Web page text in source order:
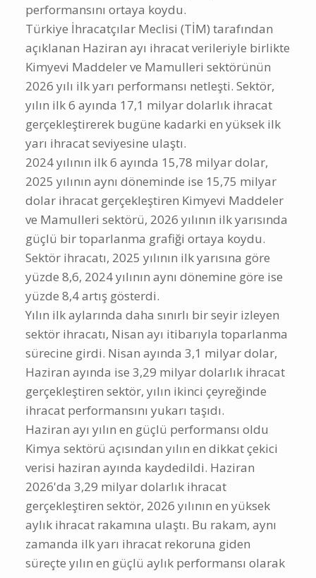
performansını ortaya koydu.
Türkiye İhracatçılar Meclisi (TİM) tarafından
açıklanan Haziran ayı ihracat verileriyle birlikte
Kimyevi Maddeler ve Mamulleri sektörünün
2026 yılı ilk yarı performansı netleşti. Sektör,
yılın ilk 6 ayında 17,1 milyar dolarlık ihracat
gerçekleştirerek bugüne kadarki en yüksek ilk
yarı ihracat seviyesine ulaştı.
2024 yılının ilk 6 ayında 15,78 milyar dolar,
2025 yılının aynı döneminde ise 15,75 milyar
dolar ihracat gerçekleştiren Kimyevi Maddeler
ve Mamulleri sektörü, 2026 yılının ilk yarısında
güçlü bir toparlanma grafiği ortaya koydu.
Sektör ihracatı, 2025 yılının ilk yarısına göre
yüzde 8,6, 2024 yılının aynı dönemine göre ise
yüzde 8,4 artış gösterdi.
Yılın ilk aylarında daha sınırlı bir seyir izleyen
sektör ihracatı, Nisan ayı itibarıyla toparlanma
sürecine girdi. Nisan ayında 3,1 milyar dolar,
Haziran ayında ise 3,29 milyar dolarlık ihracat
gerçekleştiren sektör, yılın ikinci çeyreğinde
ihracat performansını yukarı taşıdı.
Haziran ayı yılın en güçlü performansı oldu
Kimya sektörü açısından yılın en dikkat çekici
verisi haziran ayında kaydedildi. Haziran
2026'da 3,29 milyar dolarlık ihracat
gerçekleştiren sektör, 2026 yılının en yüksek
aylık ihracat rakamına ulaştı. Bu rakam, aynı
zamanda ilk yarı ihracat rekoruna giden
süreçte yılın en güçlü aylık performansı olarak